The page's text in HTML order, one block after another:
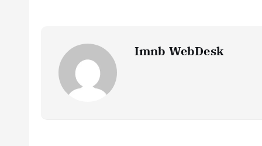
Imnb WebDesk